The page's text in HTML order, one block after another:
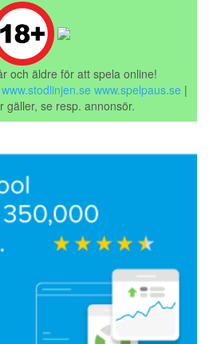
och äldre för att spela online!
www.stodlinjen.se www.spelpaus.se |
gäller, se resp. annonsör.